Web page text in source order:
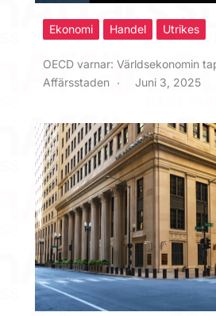
Ekonomi Handel Utrikes
OECD varnar: Världsekonomin
Affärsstaden
Juni 3, 2025